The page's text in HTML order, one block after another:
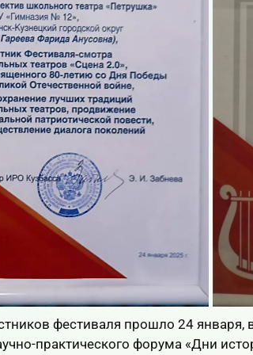
фестиваля прошло 24
практического форума «Дни